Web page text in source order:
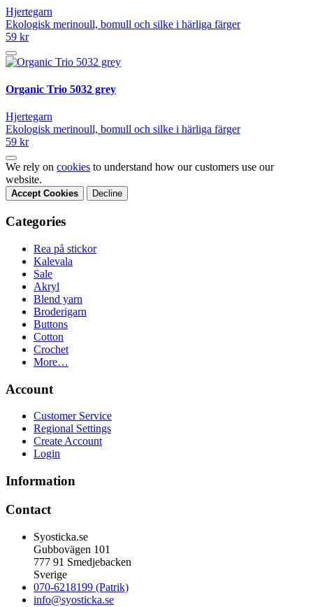
Hjertegarn
Ekologisk merinoull, bomull och silke i härliga färger
59 kr
Organic Trio 5032 grey
Hjertegarn
Ekologisk merinoull, bomull och silke i härliga färger
59 kr
We rely on cookies to understand how our customers use our
website.
Accept Cookies Decline
Categories
Rea på stickor
Kalevala
Sale
Akryl
Blend yarn
Broderigarn
Buttons
Cotton
Crochet
More…
Account
Customer Service
Regional Settings
Create Account
Login
Information
Contact
Syosticka.se
Gubbovägen 101
777 91 Smedjebacken
Sverige
070-6218199 (Patrik)
info@syosticka.se